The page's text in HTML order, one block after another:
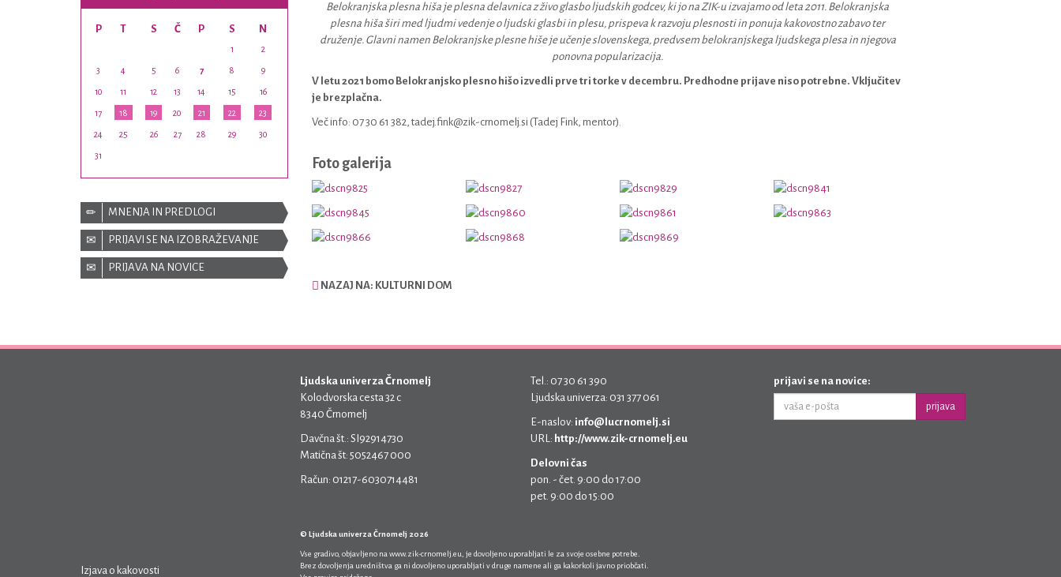
Belokranjska plesna hiša je plesna delavnica z živo glasbo ljudskih godcev, ki jo na ZIK-u izvajamo od leta 2011. Belokranjska
plesna hiša širi med ljudmi vedenje o ljudski glasbi in plesu, prispeva k razvoju plesnosti in ponuja kakovostno zabavo ter
druženje. Glavni namen Belokranjske plesne hiše je učenje slovenskega, predvsem belokranjskega ljudskega plesa in njegova
ponovna popularizacija.
V letu 2021 bomo Belokranjsko plesno hišo izvedli prve tri torke v decembru. Predhodne prijave niso potrebne. Vključitev
je brezplačna.
Več info: 07 30 61 382, tadej.fink@zik-crnomelj.si (Tadej Fink, mentor).
Foto galerija
NAZAJ NA: KULTURNI DOM
P T S Č P S N
1 2
3 4 5 6 7 8 9
10 11 12 13 14 15 16
17 18 19 20 21 22 23
24 25 26 27 28 29 30
31
MNENJA IN PREDLOGI
PRIJAVI SE NA IZOBRAŽEVANJE
PRIJAVA NA NOVICE
Izjava o kakovosti
Ljudska univerza Črnomelj
Kolodvorska cesta 32 c
8340 Črnomelj
Davčna št.: SI92914730
Matična št: 5052467 000
Račun: 01217-6030714481
Tel.: 07 30 61 390
Ljudska univerza: 031 377 061
E-naslov: info@lucrnomelj.si
URL: http://www.zik-crnomelj.eu
Delovni čas
pon. - čet. 9:00 do 17:00
pet. 9:00 do 15:00
© Ljudska univerza Črnomelj 2026
Vse gradivo, objavljeno na www.zik-crnomelj.eu , je dovoljeno uporabljati le za svoje osebne potrebe.
Brez dovoljenja uredništva ga ni dovoljeno uporabljati v druge namene ali ga kakorkoli javno priobčati.
prijavi se na novice:
prijava